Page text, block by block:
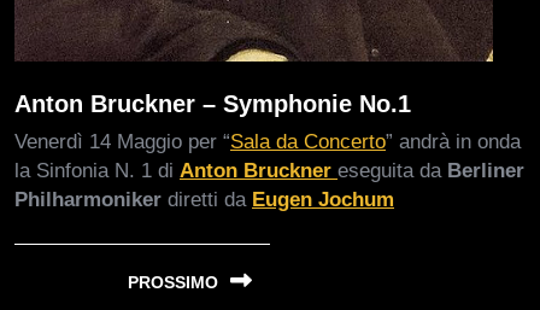
Anton Bruckner – Symphonie No.1
Venerdì 14 Maggio per “Sala da Concerto” andrà in onda
la Sinfonia N. 1 di Anton Bruckner eseguita da Berliner
Philharmoniker diretti da Eugen Jochum
Navigazione
PROSSIMO